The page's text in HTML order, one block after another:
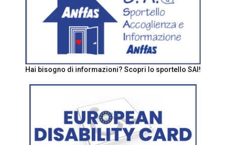
Hai bisogno di informazioni? Scopri lo sportello SAI!